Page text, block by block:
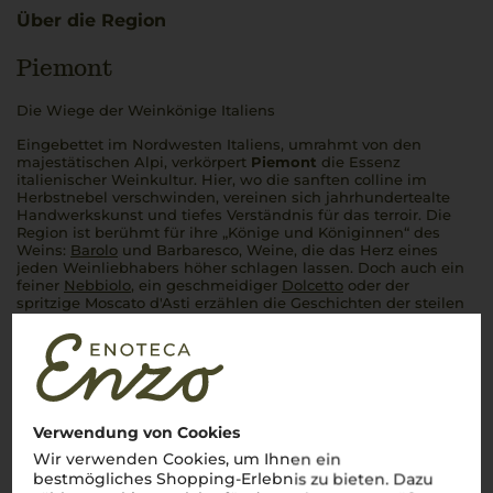
Verwendung von Cookies
Wir verwenden Cookies, um Ihnen ein
bestmögliches Shopping-Erlebnis zu bieten. Dazu
Über die Region
Piemont
Die Wiege der Weinkönige Italiens
Eingebettet im Nordwesten Italiens, umrahmt von den
majestätischen Alpi, verkörpert Piemont die Essenz
italienischer Weinkultur. Hier, wo die sanften colline im
Herbstnebel verschwinden, vereinen sich jahrhundertealte
Handwerkskunst und tiefes Verständnis für das terroir. Die
Region ist berühmt für ihre „Könige und Königinnen“ des
Weins: Barolo und Barbaresco, Weine, die das Herz eines
jeden Weinliebhabers höher schlagen lassen. Doch auch ein
feiner Nebbiolo, ein geschmeidiger Dolcetto oder der
spritzige Moscato d'Asti erzählen die Geschichten der steilen
Region prägen.
ist ein Gefühl, ein Stück
Glasvino piemontese in der Hand erlebt.
pure Lebensgefühl des Piemont
Mehr Weine aus Piemont